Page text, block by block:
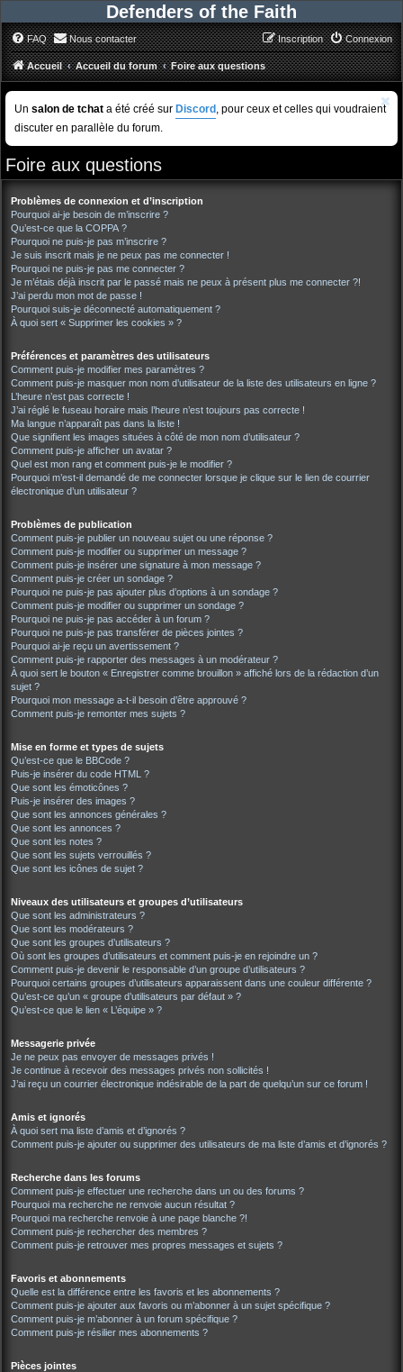
Defenders of the Faith
FAQ Nous contacter Connexion
Inscription
Accueil Accueil du forum Foire aux questions
Un salon de tchat a été créé sur Discord , pour ceux et celles qui voudraient
discuter en parallèle du forum.
Foire aux questions
Problèmes de connexion et d’inscription
Pourquoi ai-je besoin de m’inscrire ?
Qu’est-ce que la COPPA ?
Pourquoi ne puis-je pas m’inscrire ?
Je suis inscrit mais je ne peux pas me connecter !
Pourquoi ne puis-je pas me connecter ?
Je m’étais déjà inscrit par le passé mais ne peux à présent plus me connecter ?!
J’ai perdu mon mot de passe !
Pourquoi suis-je déconnecté automatiquement ?
À quoi sert « Supprimer les cookies » ?
Préférences et paramètres des utilisateurs
Comment puis-je modifier mes paramètres ?
Comment puis-je masquer mon nom d’utilisateur de la liste des utilisateurs en ligne ?
L’heure n’est pas correcte !
J’ai réglé le fuseau horaire mais l’heure n’est toujours pas correcte !
Ma langue n’apparaît pas dans la liste !
Que signifient les images situées à côté de mon nom d’utilisateur ?
Comment puis-je afficher un avatar ?
Quel est mon rang et comment puis-je le modifier ?
Pourquoi m’est-il demandé de me connecter lorsque je clique sur le lien de courrier
électronique d’un utilisateur ?
Problèmes de publication
Comment puis-je publier un nouveau sujet ou une réponse ?
Comment puis-je modifier ou supprimer un message ?
Comment puis-je insérer une signature à mon message ?
Comment puis-je créer un sondage ?
Pourquoi ne puis-je pas ajouter plus d’options à un sondage ?
Comment puis-je modifier ou supprimer un sondage ?
Pourquoi ne puis-je pas accéder à un forum ?
Pourquoi ne puis-je pas transférer de pièces jointes ?
Pourquoi ai-je reçu un avertissement ?
Comment puis-je rapporter des messages à un modérateur ?
À quoi sert le bouton « Enregistrer comme brouillon » affiché lors de la rédaction d’un
sujet ?
Pourquoi mon message a-t-il besoin d’être approuvé ?
Comment puis-je remonter mes sujets ?
Mise en forme et types de sujets
Qu’est-ce que le BBCode ?
Puis-je insérer du code HTML ?
Que sont les émoticônes ?
Puis-je insérer des images ?
Que sont les annonces générales ?
Que sont les annonces ?
Que sont les notes ?
Que sont les sujets verrouillés ?
Que sont les icônes de sujet ?
Niveaux des utilisateurs et groupes d’utilisateurs
Que sont les administrateurs ?
Que sont les modérateurs ?
Que sont les groupes d’utilisateurs ?
Où sont les groupes d’utilisateurs et comment puis-je en rejoindre un ?
Comment puis-je devenir le responsable d’un groupe d’utilisateurs ?
Pourquoi certains groupes d’utilisateurs apparaissent dans une couleur différente ?
Qu’est-ce qu’un « groupe d’utilisateurs par défaut » ?
Qu’est-ce que le lien « L’équipe » ?
Messagerie privée
Je ne peux pas envoyer de messages privés !
Je continue à recevoir des messages privés non sollicités !
J’ai reçu un courrier électronique indésirable de la part de quelqu’un sur ce forum !
Amis et ignorés
À quoi sert ma liste d’amis et d’ignorés ?
Comment puis-je ajouter ou supprimer des utilisateurs de ma liste d’amis et d’ignorés ?
Recherche dans les forums
Comment puis-je effectuer une recherche dans un ou des forums ?
Pourquoi ma recherche ne renvoie aucun résultat ?
Pourquoi ma recherche renvoie à une page blanche ?!
Comment puis-je rechercher des membres ?
Comment puis-je retrouver mes propres messages et sujets ?
Favoris et abonnements
Quelle est la différence entre les favoris et les abonnements ?
Comment puis-je ajouter aux favoris ou m’abonner à un sujet spécifique ?
Comment puis-je m’abonner à un forum spécifique ?
Comment puis-je résilier mes abonnements ?
Pièces jointes